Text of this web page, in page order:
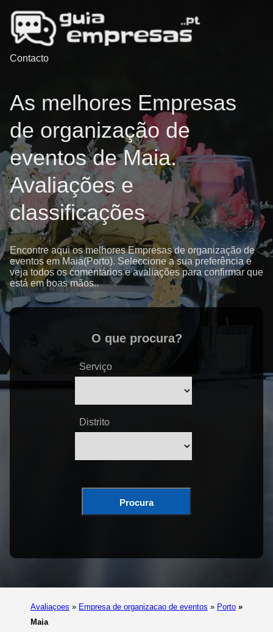
Contacto
As melhores Empresas
de organização de
eventos de Maia.
Avaliações e
classificações
Encontre aqui os melhores Empresas de organização de
eventos em Maia(Porto). Seleccione a sua preferência e
veja todos os comentários e avaliações para confirmar que
está em boas mãos..
O que procura?
Serviço
Distrito
Procura
Avaliaçoes » Empresa de organizacao de eventos » Porto »
Maia